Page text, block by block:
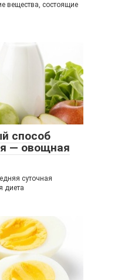
вещества, состоящие
способ
— овощная
суточная
диета